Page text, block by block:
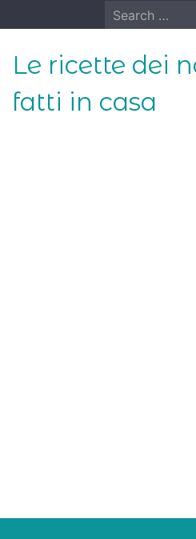
to
Search
for:
Le ricette dei
fatti in casa